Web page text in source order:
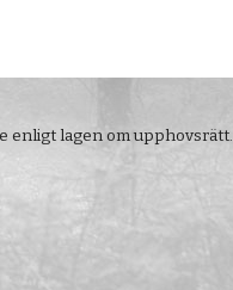
enligt lagen om upphovsrätt.